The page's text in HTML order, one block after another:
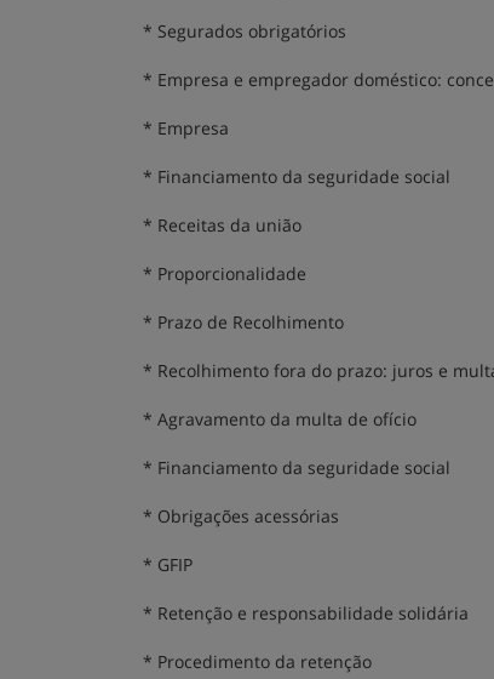
* Segurados obrigatórios
* Empresa e empregador doméstico:
* Empresa
* Financiamento da seguridade social
* Receitas da união
* Proporcionalidade
* Prazo de Recolhimento
* Recolhimento fora do prazo: juros e
* Agravamento da multa de ofício
* Financiamento da seguridade social
* Obrigações acessórias
* GFIP
* Retenção e responsabilidade solidária
* Procedimento da retenção